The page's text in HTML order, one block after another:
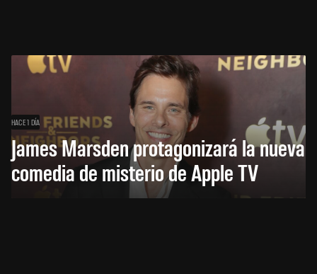
HACE 1 DÍA
James Marsden protagonizará la nueva
comedia de misterio de Apple TV